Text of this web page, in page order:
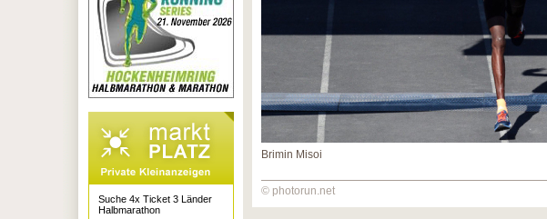
Brimin Misoi
© photorun.net
Suche 4x Ticket 3 Länder
Halbmarathon